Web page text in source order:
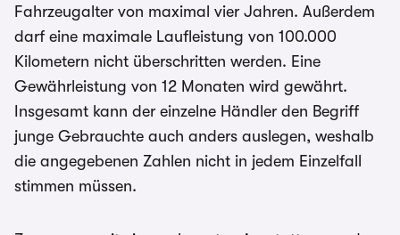
Fahrzeugalter von maximal vier Jahren. Außerdem
darf eine maximale Laufleistung von 100.000
Kilometern nicht überschritten werden. Eine
Gewährleistung von 12 Monaten wird gewährt.
Insgesamt kann der einzelne Händler den Begriff
junge Gebrauchte auch anders auslegen, weshalb
die angegebenen Zahlen nicht in jedem Einzelfall
stimmen müssen.